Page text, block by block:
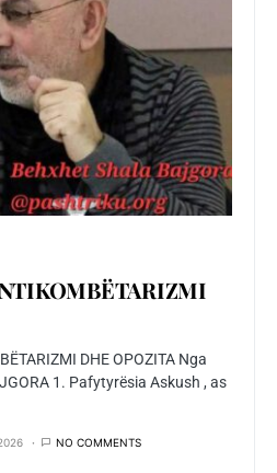
DHE OPOZITA Nga
1. Pafytyrësia Askush , as
NO COMMENTS